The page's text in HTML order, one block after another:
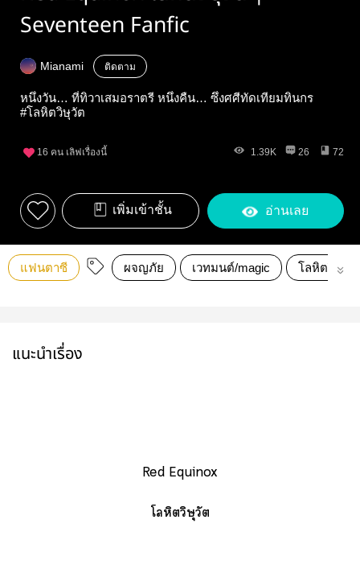
Seventeen Fanfic
Mianami ติดตาม
หนึ่งวัน… ที่ทิวาเสมอราตรี หนึ่งคืน… ซึ่งศศีทัดเทียมทินกร
#โลหิตวิษุวัต
16 คน เลิฟเรื่องนี้ 1.39K 26 72
เพิ่มเข้าชั้น อ่านเลย
แฟนตาซี ผจญภัย เวทมนต์/magic โลหิตวิษุวัต
แนะนำเรื่อง
Red Equinox
โลหิตวิษุวัต